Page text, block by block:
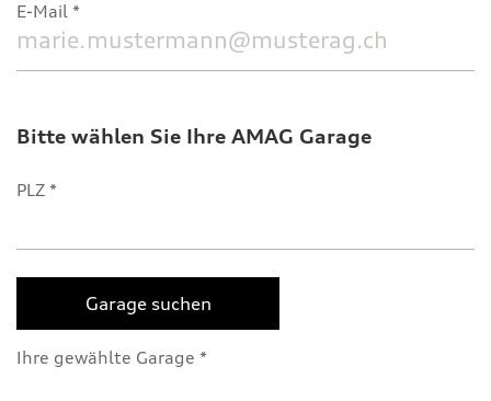
E-Mail
Bitte wählen Sie Ihre AMAG Garage
PLZ
Garage suchen
Ihre gewählte Garage